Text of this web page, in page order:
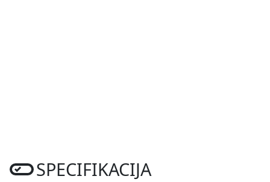
SPECIFIKACIJA